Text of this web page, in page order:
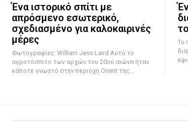
Ένα ιστορικό σπίτι με
απρόσμενο εσωτερικό,
σχεδιασμένο για καλοκαιρινές
μέρες
Φωτογραφίες: William Jess Laird Αυτό το
αγροτόσπιτο των αρχών του 20ού αιώνα ήταν
κάποτε γνωστό στην περιοχή Orient της...
Το